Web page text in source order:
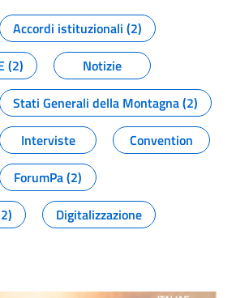
Accordi istituzionali (2)
(2)
Notizie
Stati Generali della Montagna (2)
Interviste
Convention
ForumPa (2)
Digitalizzazione